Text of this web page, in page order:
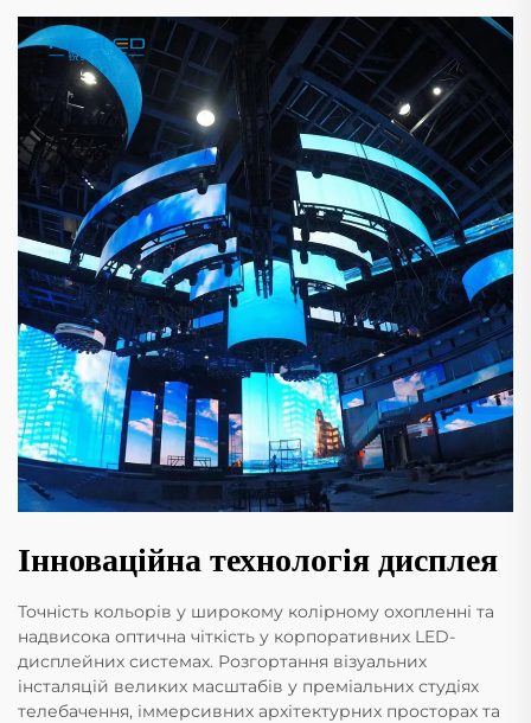
Інноваційна технологія дисплея
Точність кольорів у широкому колірному охопленні та
надвисока оптична чіткість у корпоративних LED-
дисплейних системах. Розгортання візуальних
інсталяцій великих масштабів у преміальних студіях
телебачення, іммерсивних архітектурних просторах та